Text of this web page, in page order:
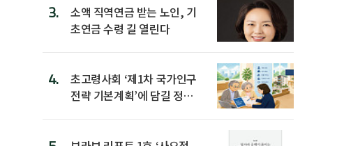
3.
소액 직역연금 받는 노인, 기
초연금 수령 길 열린다
4.
초고령사회 ‘제1차 국가인구
전략 기본계획’에 담길 정책